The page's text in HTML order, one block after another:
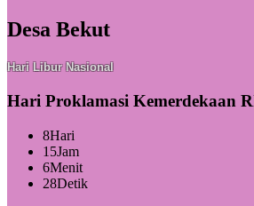
Desa Bekut
Hari Libur Nasional
Hari Proklamasi Kemerdekaan
8Hari
15Jam
6Menit
27Detik